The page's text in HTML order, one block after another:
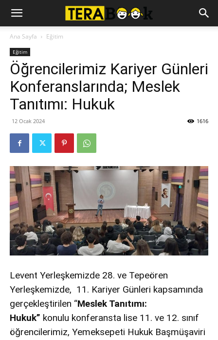
Ana Sayfa Eğitim
Eğitim
Öğrencilerimiz Kariyer Günleri
Konferanslarında; Meslek
Tanıtımı: Hukuk
12 Ocak 2024 1616
Levent Yerleşkemizde 28. ve Tepeören
Yerleşkemizde, 11. Kariyer Günleri kapsamında
gerçekleştirilen “Meslek Tanıtımı:
Hukuk” konulu konferansta lise 11. ve 12. sınıf
öğrencilerimiz, Yemeksepeti Hukuk Başmüşaviri